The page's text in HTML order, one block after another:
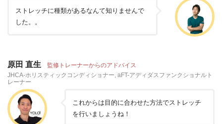
ストレッチに種類があるなんて知りませんで
した。。
原田 直生 監修トレーナーからのアドバイス
JHCA-ホリスティックコンディショナー, aFT-アディダスファンクショナルト
レーナー
これからは目的に合わせた方法でストレッチ
を行いましょうね！